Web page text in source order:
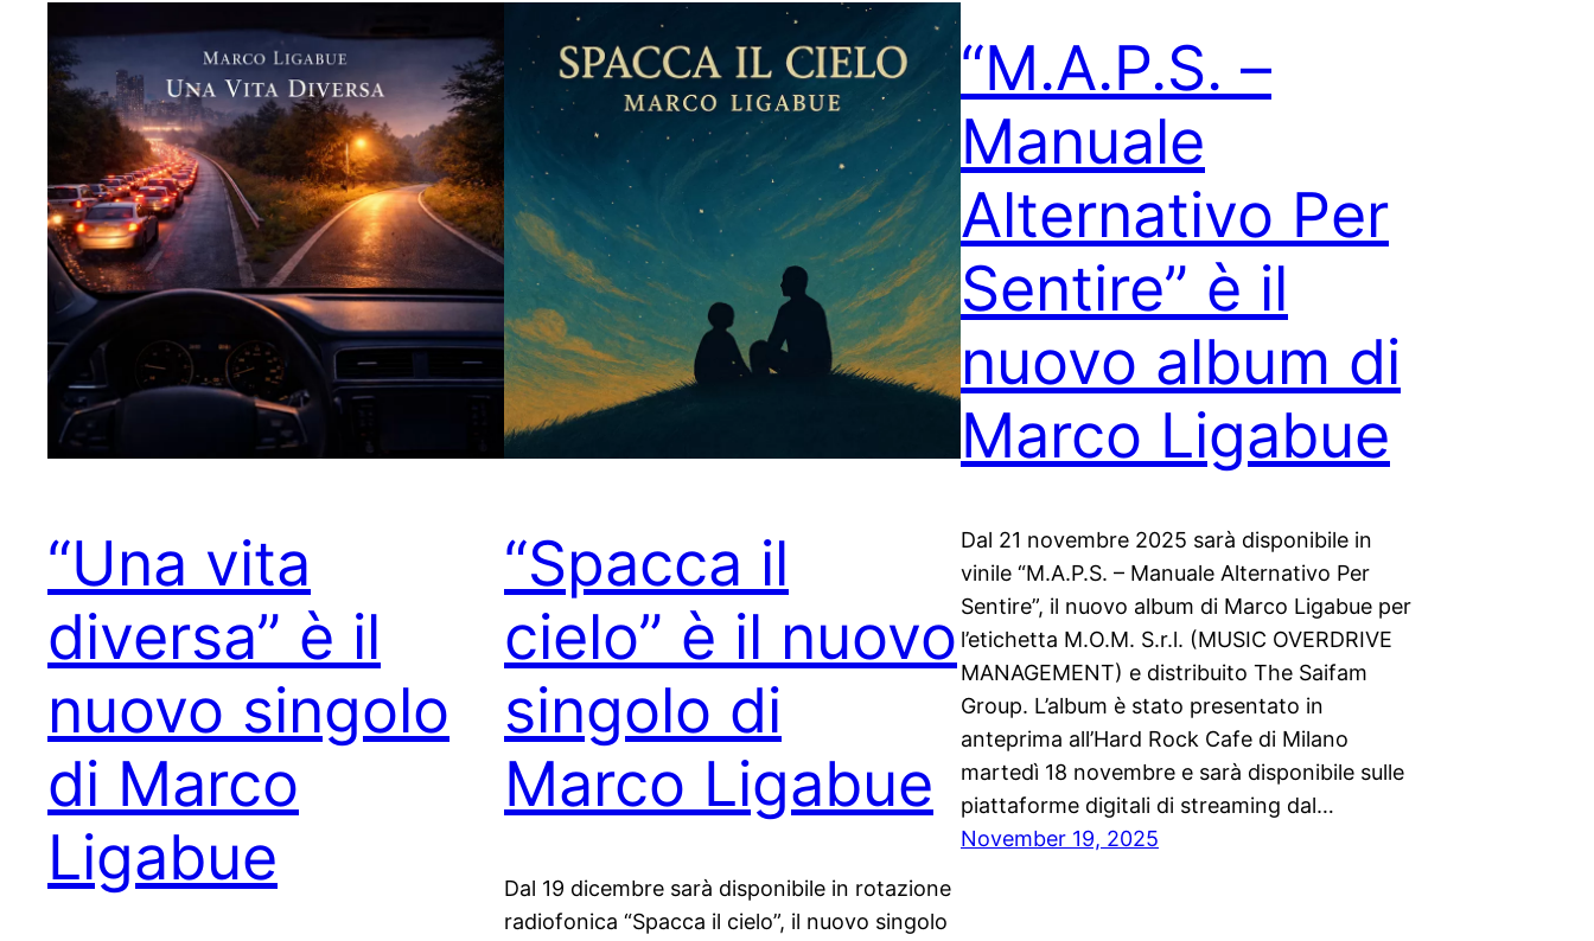
“Una vita
diversa” è il
nuovo singolo
di Marco
Ligabue
“Spacca il
cielo” è il nuovo
singolo di
Marco Ligabue
Dal 19 dicembre sarà disponibile in rotazione
radiofonica “Spacca il cielo”, il nuovo singolo
“M.A.P.S. –
Manuale
Alternativo Per
Sentire” è il
nuovo album di
Marco Ligabue
Dal 21 novembre 2025 sarà disponibile in
vinile “M.A.P.S. – Manuale Alternativo Per
Sentire”, il nuovo album di Marco Ligabue per
l’etichetta M.O.M. S.r.l. (MUSIC OVERDRIVE
MANAGEMENT) e distribuito The Saifam
Group. L’album è stato presentato in
anteprima all’Hard Rock Cafe di Milano
martedì 18 novembre e sarà disponibile sulle
piattaforme digitali di streaming dal…
November 19, 2025